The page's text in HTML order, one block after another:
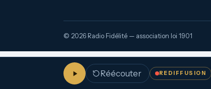
© 2026 Radio Fidélité — association loi 1901
Réécouter REDIFFUSION